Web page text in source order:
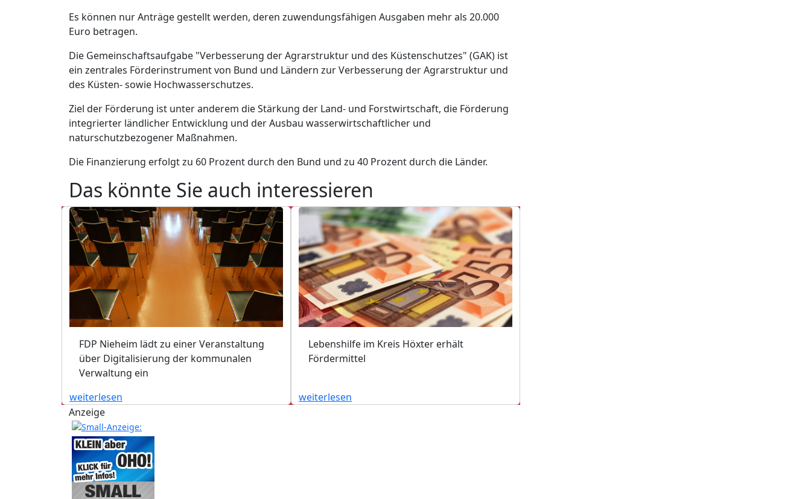
Es können nur Anträge gestellt werden, deren zuwendungsfähigen Ausgaben mehr als 20.000
Euro betragen.
Die Gemeinschaftsaufgabe "Verbesserung der Agrarstruktur und des Küstenschutzes" (GAK) ist
ein zentrales Förderinstrument von Bund und Ländern zur Verbesserung der Agrarstruktur und
des Küsten- sowie Hochwasserschutzes.
Ziel der Förderung ist unter anderem die Stärkung der Land- und Forstwirtschaft, die Förderung
integrierter ländlicher Entwicklung und der Ausbau wasserwirtschaftlicher und
naturschutzbezogener Maßnahmen.
Die Finanzierung erfolgt zu 60 Prozent durch den Bund und zu 40 Prozent durch die Länder.
Das könnte Sie auch interessieren
FDP Nieheim lädt zu einer Veranstaltung
über Digitalisierung der kommunalen
Verwaltung ein
weiterlesen
Lebenshilfe im Kreis Höxter erhält
Fördermittel
weiterlesen
Anzeige